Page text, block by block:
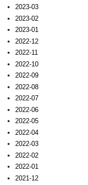
2023-03
2023-02
2023-01
2022-12
2022-11
2022-10
2022-09
2022-08
2022-07
2022-06
2022-05
2022-04
2022-03
2022-02
2022-01
2021-12